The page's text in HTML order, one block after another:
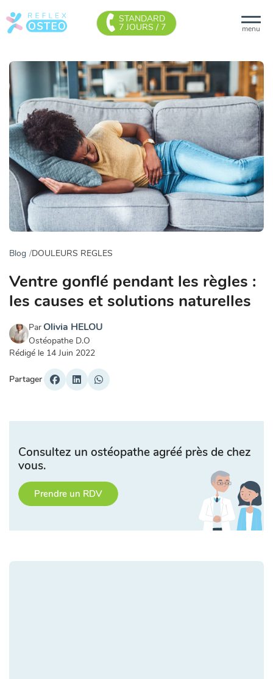
menu
STANDARD
7 JOURS / 7
Blog DOULEURS REGLES
Ventre gonflé pendant les règles :
les causes et solutions naturelles
Par Olivia HELOU
Ostéopathe D.O
Rédigé le 14 Juin 2022
Partager
Consultez un ostéopathe agréé près de chez
vous.
Prendre un RDV